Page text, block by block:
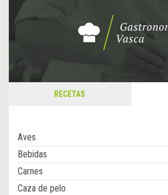
RECETAS
Aves
Bebidas
Carnes
Caza de pelo